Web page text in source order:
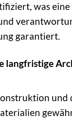
was
garantiert.
langfristige
und